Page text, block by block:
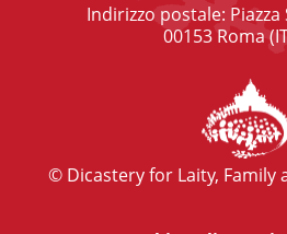
Indirizzo postale: Piazza
00153 Roma
© Dicastery for Laity, Family